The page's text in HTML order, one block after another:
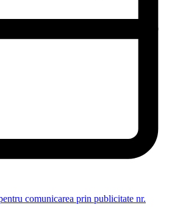
comunicarea prin publicitate nr.